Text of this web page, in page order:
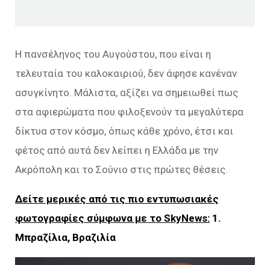
Η πανσέληνος του Αυγούστου, που είναι η
τελευταία του καλοκαιριού, δεν άφησε κανέναν
ασυγκίνητο. Μάλιστα, αξίζει να σημειωθεί πως
στα αφιερώματα που φιλοξενούν τα μεγαλύτερα
δίκτυα στον κόσμο, όπως κάθε χρόνο, έτσι και
φέτος από αυτά δεν λείπει η Ελλάδα με την
Ακρόπολη και το Σούνιο στις πρώτες θέσεις.
Δείτε μερικές από τις πιο εντυπωσιακές
φωτογραφίες σύμφωνα με το SkyNews: 1.
Μπραζίλια, Βραζιλία